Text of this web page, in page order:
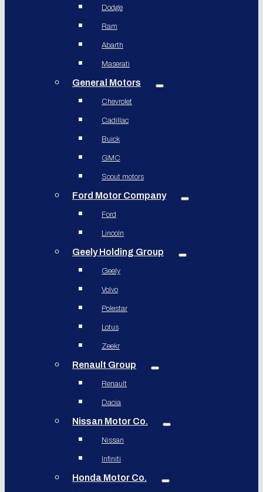
Dodge
Ram
Abarth
Maserati
General Motors
Chevrolet
Cadillac
Buick
GMC
Scout motors
Ford Motor Company
Ford
Lincoln
Geely Holding Group
Geely
Volvo
Polestar
Lotus
Zeekr
Renault Group
Renault
Dacia
Nissan Motor Co.
Nissan
Infiniti
Honda Motor Co.